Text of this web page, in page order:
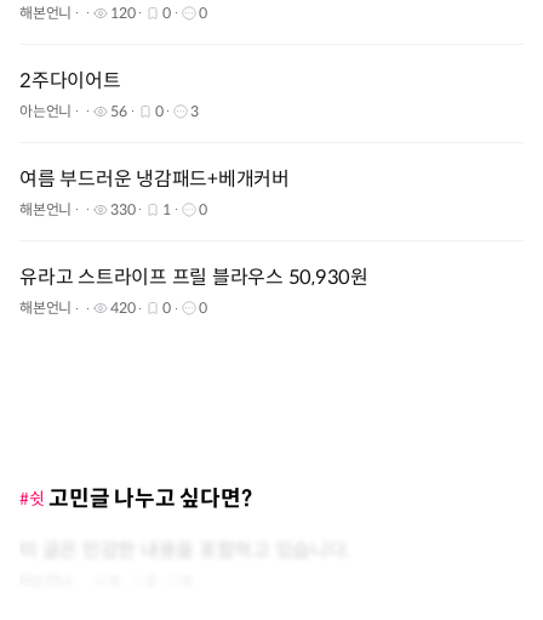
해본언니 120 0 0
2주다이어트
아는언니 56 0 3
여름 부드러운 냉감패드+베개커버
해본언니 330 1 0
유라고 스트라이프 프릴 블라우스 50,930원
해본언니 420 0 0
#쉿 고민글 나누고 싶다면?